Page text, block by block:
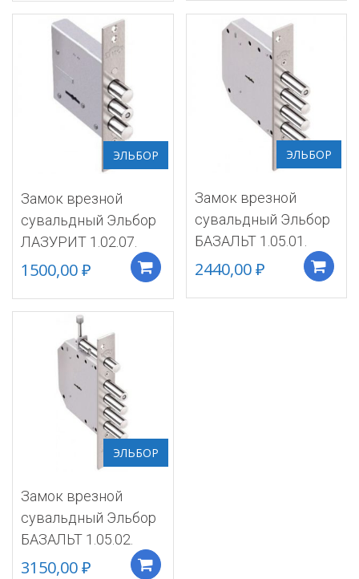
ЭЛЬБОР
Замок врезной
сувальдный Эльбор
ЛАЗУРИТ 1.02.07.
1500,00₽ Добавить в корзину
ЭЛЬБОР
Замок врезной
сувальдный Эльбор
БАЗАЛЬТ 1.05.01.
2440,00₽
ЭЛЬБОР
Замок врезной
сувальдный Эльбор
БАЗАЛЬТ 1.05.02.
3150,00₽